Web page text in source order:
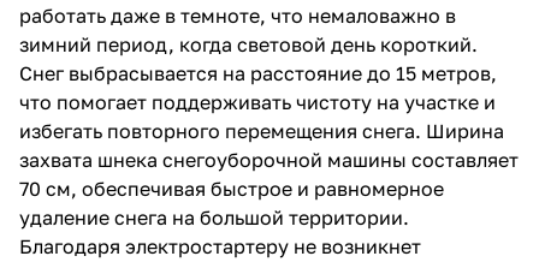
работать даже в темноте, что немаловажно в
зимний период, когда световой день короткий.
Снег выбрасывается на расстояние до 15 метров,
что помогает поддерживать чистоту на участке и
избегать повторного перемещения снега. Ширина
захвата шнека снегоуборочной машины составляет
70 см, обеспечивая быстрое и равномерное
удаление снега на большой территории.
Благодаря электростартеру не возникнет